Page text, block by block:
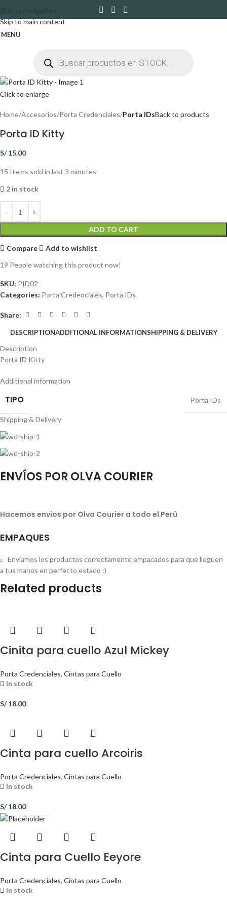
Skip to navigation
Skip to main content
MENU
Click to enlarge
Home Accesorios Porta Credenciales Porta IDsBack to products
Porta ID Kitty
S/15.00
15 Items sold in last 3 minutes
2 in stock
ADD TO CART
Compare
Add to wishlist
19 People watching this product now!
SKU: PID02
Categories: Porta Credenciales, Porta IDs
Share:
DESCRIPTIONADDITIONAL INFORMATIONSHIPPING & DELIVERY
Description
Porta ID Kitty
Additional information
TIPO Porta IDs
Shipping & Delivery
ENVÍOS POR OLVA COURIER
Hacemos envíos por Olva Courier a todo el Perú
EMPAQUES
Enviamos los productos correctamente empacados para que lleguen
a tus manos en perfecto estado :)
Related products
Cinita para cuello Azul Mickey
Porta Credenciales, Cintas para Cuello
In stock
S/18.00
Cinta para cuello Arcoiris
Porta Credenciales, Cintas para Cuello
In stock
S/18.00
Cinta para Cuello Eeyore
Porta Credenciales, Cintas para Cuello
In stock